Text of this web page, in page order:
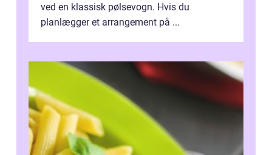
ved en klassisk pølsevogn. Hvis du
planlægger et arrangement på ...